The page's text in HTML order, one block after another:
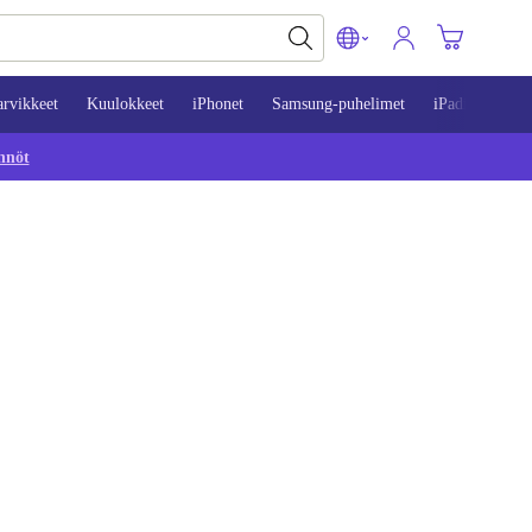
Kuulokkeet iPhonet Samsung-puhelimet iPadit